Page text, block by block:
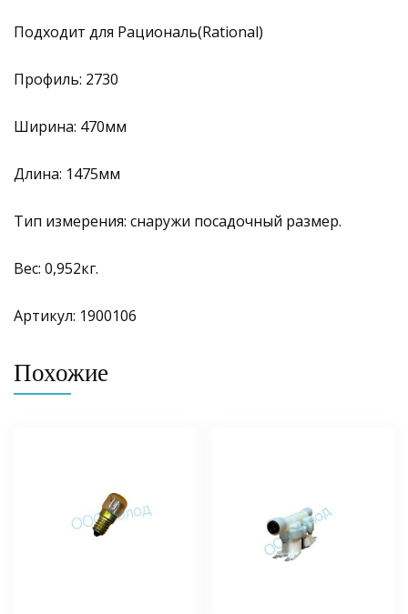
Подходит для Рациональ(Rational)
Профиль: 2730
Ширина: 470мм
Длина: 1475мм
Тип измерения: снаружи посадочный размер.
Вес: 0,952кг.
Артикул: 1900106
Похожие